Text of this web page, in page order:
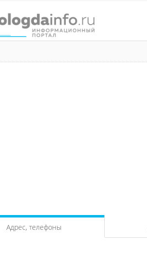
Адрес, телефоны